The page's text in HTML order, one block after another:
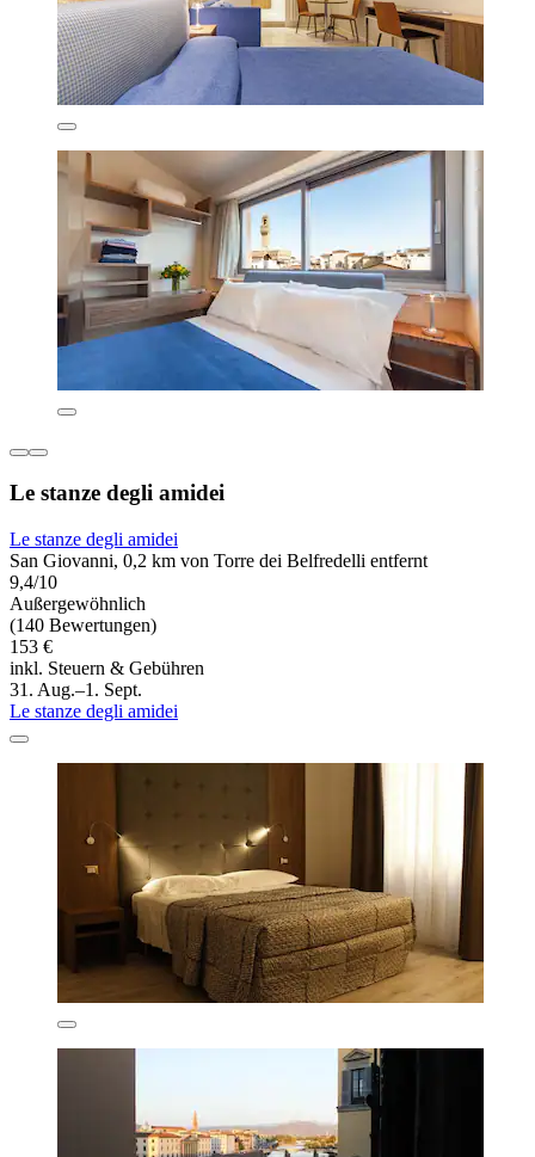
Le stanze degli amidei
Le stanze degli amidei
San Giovanni, 0,2 km von Torre dei Belfredelli entfernt
9,4/10
Außergewöhnlich
(140 Bewertungen)
153 €
inkl. Steuern & Gebühren
31. Aug.–1. Sept.
Le stanze degli amidei